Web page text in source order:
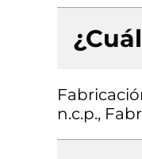
n.c.p.,